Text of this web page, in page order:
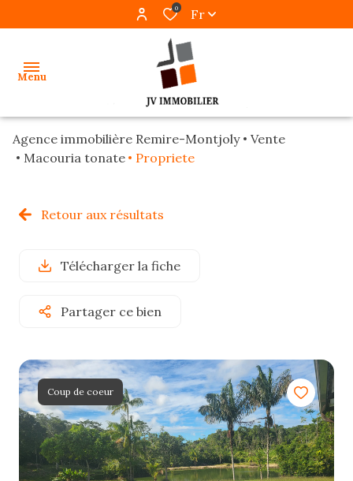
0 Fr
Menu
accueil
locations
gestion
neufs
e-
mail
estimation
contact
Agence immobilière Remire-Montjoly
Vente
Macouria tonate
Propriete
Retour aux résultats
Télécharger la fiche
Partager ce bien
Coup de coeur